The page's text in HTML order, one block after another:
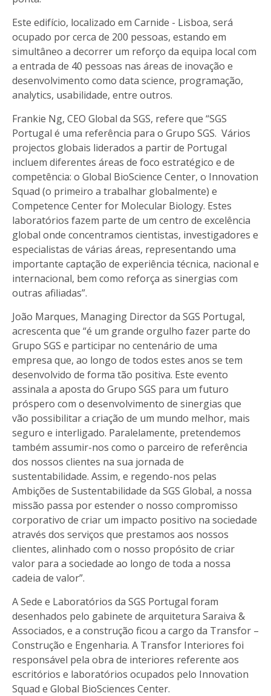
Este edifício, localizado em Carnide - Lisboa, será
ocupado por cerca de 200 pessoas, estando em
simultâneo a decorrer um reforço da equipa local com
a entrada de 40 pessoas nas áreas de inovação e
desenvolvimento como data science, programação,
analytics, usabilidade, entre outros.
Frankie Ng, CEO Global da SGS, refere que “SGS
Portugal é uma referência para o Grupo SGS. Vários
projectos globais liderados a partir de Portugal
incluem diferentes áreas de foco estratégico e de
competência: o Global BioScience Center, o Innovation
Squad (o primeiro a trabalhar globalmente) e
Competence Center for Molecular Biology. Estes
laboratórios fazem parte de um centro de excelência
global onde concentramos cientistas, investigadores e
especialistas de várias áreas, representando uma
importante captação de experiência técnica, nacional e
internacional, bem como reforça as sinergias com
outras afiliadas”.
João Marques, Managing Director da SGS Portugal,
acrescenta que “é um grande orgulho fazer parte do
Grupo SGS e participar no centenário de uma
empresa que, ao longo de todos estes anos se tem
desenvolvido de forma tão positiva. Este evento
assinala a aposta do Grupo SGS para um futuro
próspero com o desenvolvimento de sinergias que
vão possibilitar a criação de um mundo melhor, mais
seguro e interligado. Paralelamente, pretendemos
também assumir-nos como o parceiro de referência
dos nossos clientes na sua jornada de
sustentabilidade. Assim, e regendo-nos pelas
Ambições de Sustentabilidade da SGS Global, a nossa
missão passa por estender o nosso compromisso
corporativo de criar um impacto positivo na sociedade
através dos serviços que prestamos aos nossos
clientes, alinhado com o nosso propósito de criar
valor para a sociedade ao longo de toda a nossa
cadeia de valor”.
A Sede e Laboratórios da SGS Portugal foram
desenhados pelo gabinete de arquitetura Saraiva &
Associados, e a construção ficou a cargo da Transfor –
Construção e Engenharia. A Transfor Interiores foi
responsável pela obra de interiores referente aos
escritórios e laboratórios ocupados pelo Innovation
Squad e Global BioSciences Center.